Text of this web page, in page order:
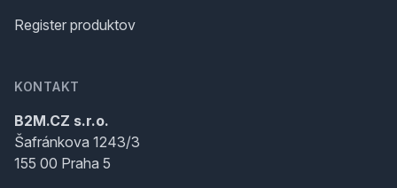
Register produktov
KONTAKT
B2M.CZ s.r.o.
Šafránkova 1243/3
155 00 Praha 5